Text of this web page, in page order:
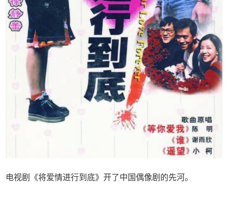
电视剧《将爱情进行到底》开了中国偶像剧的先河。